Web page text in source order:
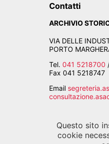
Contatti
ARCHIVIO
VIA DELLE
PORTO
Tel. 041 5218700
Fax 041 5218747
Email
CALLE PALUDO
Questo sito
cookie